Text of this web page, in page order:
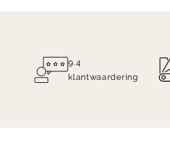
9.4
klantwaardering